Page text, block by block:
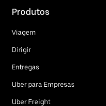
Produtos
Viagem
Dirigir
Entregas
Uber para Empresas
Uber Freight